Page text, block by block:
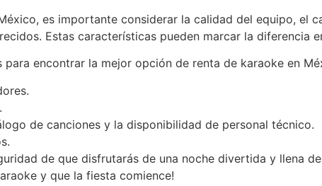
es importante considerar la calidad del equipo, el
Estas características pueden marcar la diferencia
encontrar la mejor opción de renta de karaoke en
de canciones y la disponibilidad de personal técnico.
de que disfrutarás de una noche divertida y llena
y que la fiesta comience!